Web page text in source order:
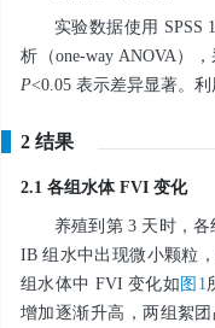
实验数据使用 SPSS
析（one-way ANOVA）
P<0.05 表示差异显著。利
2 结果
2.1 各组水体 FVI 变化
养殖到第 3 天时，
IB 组水中出现微小颗粒
组水体中 FVI 变化如 图1
增加逐渐升高，两组絮